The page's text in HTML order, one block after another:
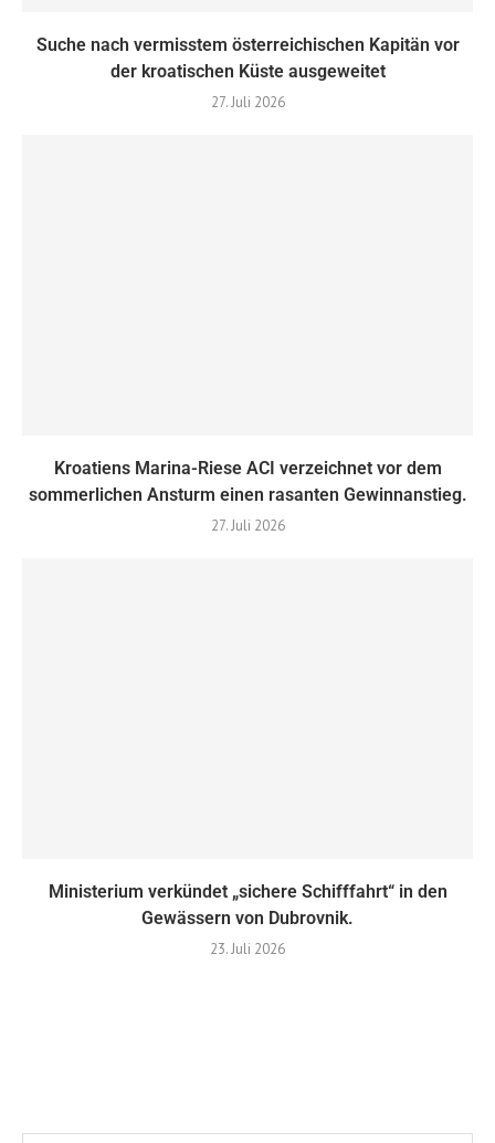
Suche nach vermisstem österreichischen Kapitän vor
der kroatischen Küste ausgeweitet
27. Juli 2026
Kroatiens Marina-Riese ACI verzeichnet vor dem
sommerlichen Ansturm einen rasanten Gewinnanstieg.
27. Juli 2026
Ministerium verkündet „sichere Schifffahrt“ in den
Gewässern von Dubrovnik.
23. Juli 2026